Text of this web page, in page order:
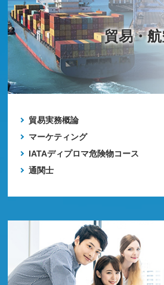
貿易・
貿易実務概論
マーケティング
IATAディプロマ危険物コース
通関士